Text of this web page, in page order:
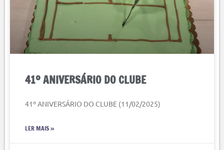
41º ANIVERSÁRIO DO CLUBE
41º ANIVERSÁRIO DO CLUBE (11/02/2025)
LER MAIS »